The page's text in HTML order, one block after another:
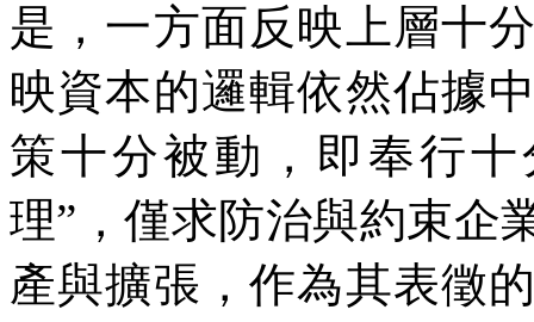
是，一方面反映上層十
映資本的邏輯依然佔據
策十分被動，即奉行
理”，僅求防治與約束企
產與擴張，作為其表徵